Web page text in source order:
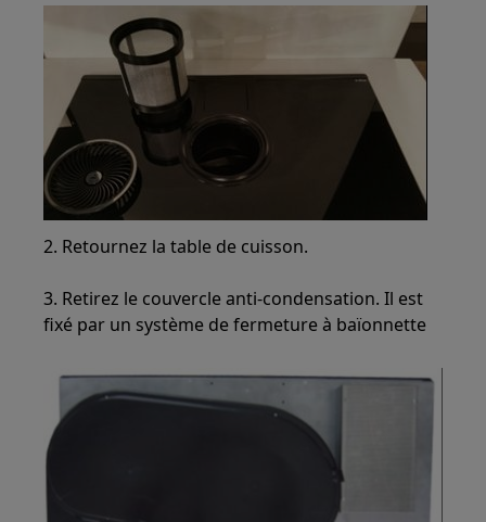
2. Retournez la table de cuisson.
3. Retirez le couvercle anti-condensation. Il est
fixé par un système de fermeture à baïonnette